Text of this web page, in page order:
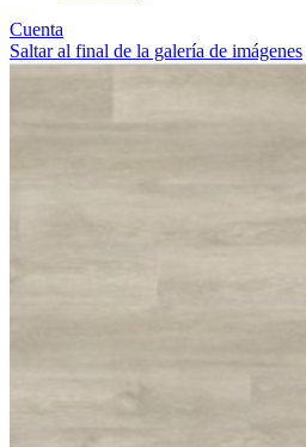
Cuenta
Saltar al final de la galería de imágenes